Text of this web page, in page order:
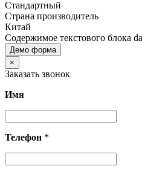
Стандартный
Страна производитель
Китай
Содержимое текстового блока
Демо форма
×
Заказать звонок
Имя
Телефон *